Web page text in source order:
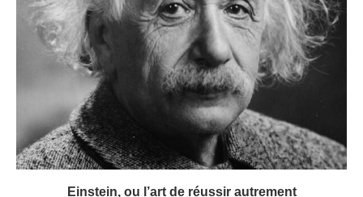
Einstein, ou l’art de réussir autrement